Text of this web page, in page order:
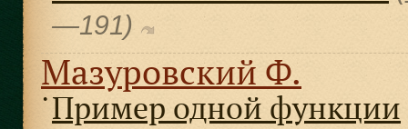
—191)
Мазуровский Ф.
● Пример одной функции